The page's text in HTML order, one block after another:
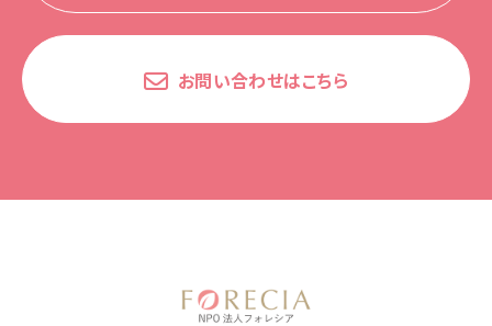
お問い合わせはこちら